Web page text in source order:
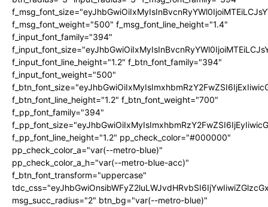
f_msg_font_weight="500" f_msg_font_line_height="1.4"
f_input_font_family="394"
f_input_font_line_height="1.2" f_btn_font_family="394"
f_input_font_weight="500"
f_btn_font_line_height="1.2" f_btn_font_weight="700"
f_pp_font_family="394"
f_pp_font_line_height="1.2" pp_check_color="#000000"
pp_check_color_a="var(--metro-blue)"
pp_check_color_a_h="var(--metro-blue-acc)"
f_btn_font_transform="uppercase"
msg_succ_radius="2" btn_bg="var(--metro-blue)"